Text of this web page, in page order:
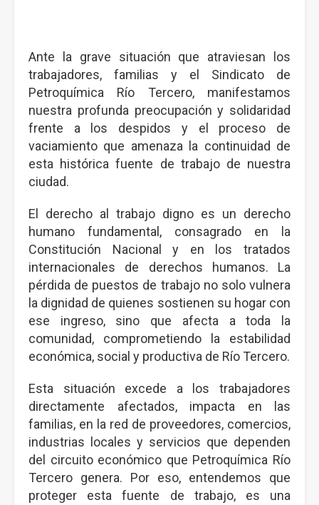
Ante la grave situación que atraviesan los
trabajadores, familias y el Sindicato de
Petroquímica Río Tercero, manifestamos
nuestra profunda preocupación y solidaridad
frente a los despidos y el proceso de
vaciamiento que amenaza la continuidad de
esta histórica fuente de trabajo de nuestra
ciudad.
El derecho al trabajo digno es un derecho
humano fundamental, consagrado en la
Constitución Nacional y en los tratados
internacionales de derechos humanos. La
pérdida de puestos de trabajo no solo vulnera
la dignidad de quienes sostienen su hogar con
ese ingreso, sino que afecta a toda la
comunidad, comprometiendo la estabilidad
económica, social y productiva de Río Tercero.
Esta situación excede a los trabajadores
directamente afectados, impacta en las
familias, en la red de proveedores, comercios,
industrias locales y servicios que dependen
del circuito económico que Petroquímica Río
Tercero genera. Por eso, entendemos que
proteger esta fuente de trabajo, es una